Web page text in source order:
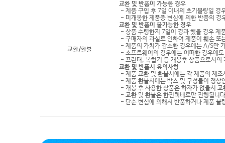
교환/환불
교환 및 반품이 가능한 경우
- 제품 구입 후 7일 이내의 초기불량일 경
- 미개봉한 제품중 변심에 의한 반품의 경
교환 및 반품이 불가능한 경우
- 상품 수령한지 7일이 경과 했을 경우 제
- 구매자의 과실로 인하여 제품이 훼손 또
- 제품의 가치가 감소한 경우에는 A/S만
- 소프트웨어의 경우에는 어떠한 경우에
- 프린터, 복합기 등 개봉후 상품으로서의
교환 및 반품시 유의사항
- 제품 교환 및 환불시에는 각 제품의 제
- 제품 환불시에는 박스 및 구성물이 정상
- 개봉 후 사용한 상품은 하자가 없을시
- 교환 및 환불은 한진택배로만 진행됩니
- 단순 변심에 의해서 반품하거나 제품